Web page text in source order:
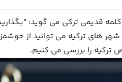
قدیمی ترکی می گوید:
های ترکیه می توانید از
را بررسی می کنیم.